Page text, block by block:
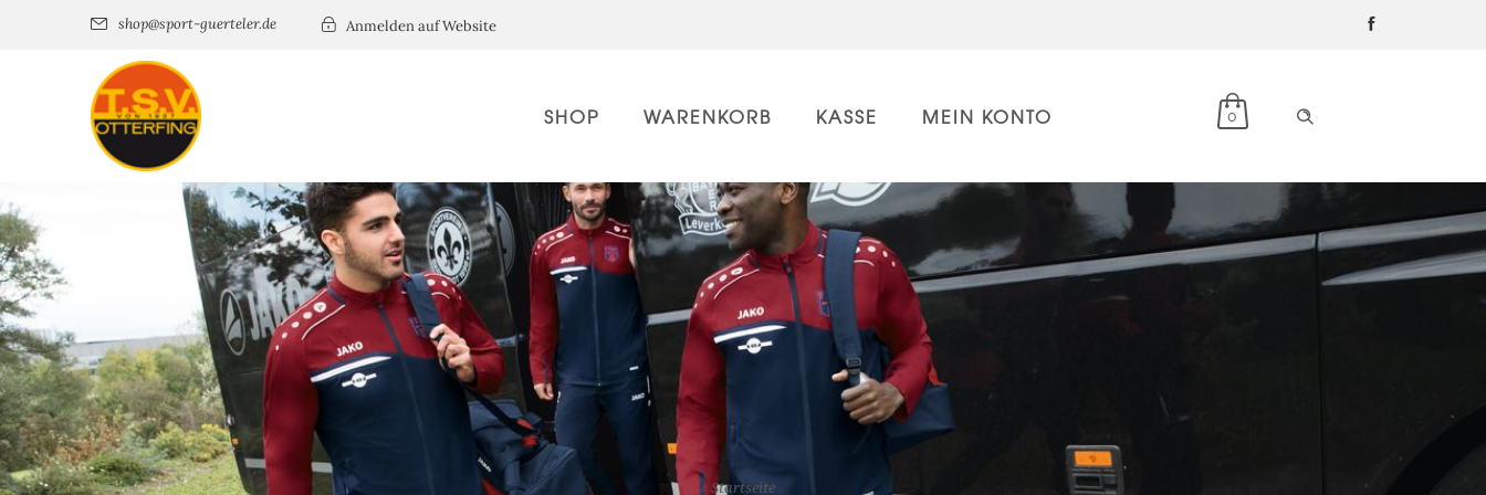
shop@sport-guerteler.de Anmelden auf Website
0
SHOP WARENKORB KASSE MEIN KONTO
Startseite